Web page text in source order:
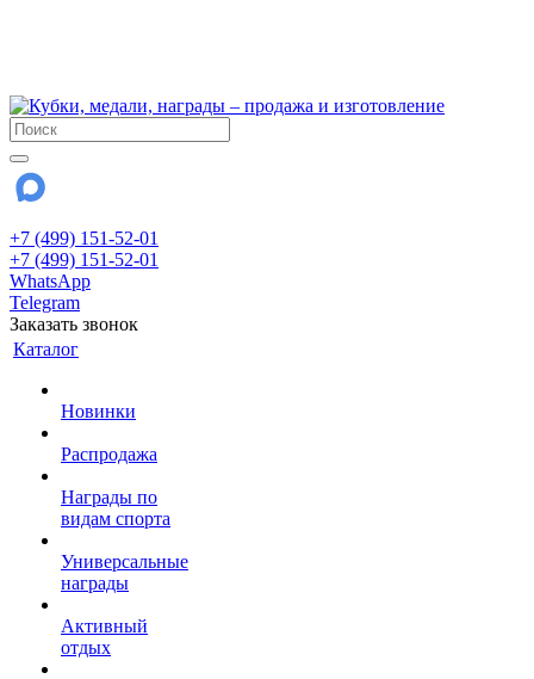
+7 (499) 151-52-01
+7 (499) 151-52-01
WhatsApp
Telegram
Заказать звонок
Каталог
Новинки
Распродажа
Награды по
видам спорта
Универсальные
награды
Активный
отдых